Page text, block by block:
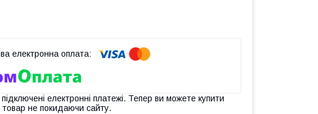
підключені електронні платежі. Тепер ви можете купити
не покидаючи сайту.